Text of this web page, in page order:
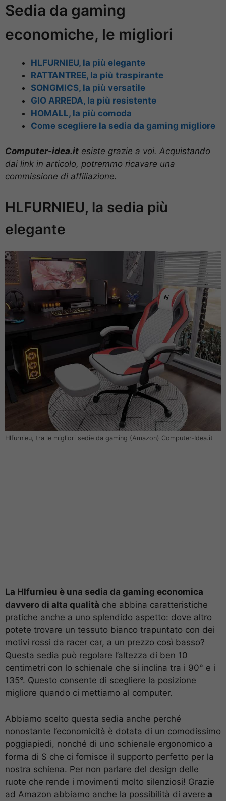
Sedia da gaming
economiche, le migliori
HLFURNIEU, la più elegante
RATTANTREE, la più traspirante
SONGMICS, la più versatile
GIO ARREDA, la più resistente
HOMALL, la più comoda
Come scegliere la sedia da gaming migliore
Computer-idea.it esiste grazie a voi. Acquistando
dai link in articolo, potremmo ricavare una
commissione di affiliazione.
HLFURNIEU, la sedia più
elegante
Hlfurnieu, tra le migliori sedie da gaming (Amazon) Computer-Idea.it
La Hlfurnieu è una sedia da gaming economica
davvero di alta qualità che abbina caratteristiche
pratiche anche a uno splendido aspetto: dove altro
potete trovare un tessuto bianco trapuntato con dei
motivi rossi da racer car, a un prezzo così basso?
Questa sedia può regolare l’altezza di ben 10
centimetri con lo schienale che si inclina tra i 90° e i
135°. Questo consente di scegliere la posizione
migliore quando ci mettiamo al computer.
Abbiamo scelto questa sedia anche perché
nonostante l’economicità è dotata di un comodissimo
poggiapiedi, nonché di uno schienale ergonomico a
forma di S che ci fornisce il supporto perfetto per la
nostra schiena. Per non parlare del design delle
ruote che rende i movimenti molto silenziosi! Grazie
ad Amazon abbiamo anche la possibilità di avere a